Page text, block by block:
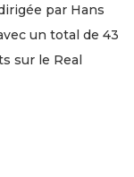
par Hans
un total de 43
sur le Real